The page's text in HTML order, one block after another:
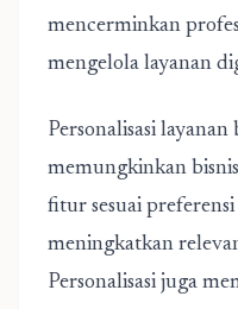
mencerminkan
mengelola layanan
Personalisasi layanan
memungkinkan
fitur sesuai
meningkatkan
Personalisasi juga